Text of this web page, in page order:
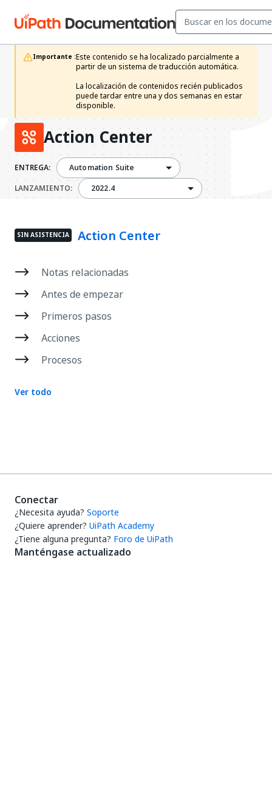
Importante :Este contenido se ha localizado parcialmente a
partir de un sistema de traducción automática.
La localización de contenidos recién publicados
puede tardar entre una y dos semanas en estar
disponible.
Action Center
ENTREGA:
Automation Suite
LANZAMIENTO:2022.42022.4
SIN ASISTENCIA Action Center
Notas relacionadas
Antes de empezar
Primeros pasos
Acciones
Procesos
Ver todo
Conectar
¿Necesita ayuda? Soporte
¿Quiere aprender? UiPath Academy
¿Tiene alguna pregunta? Foro de UiPath
Manténgase actualizado